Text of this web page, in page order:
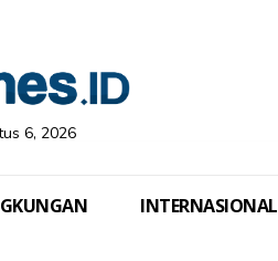
6, 2026
INTERNASIONAL